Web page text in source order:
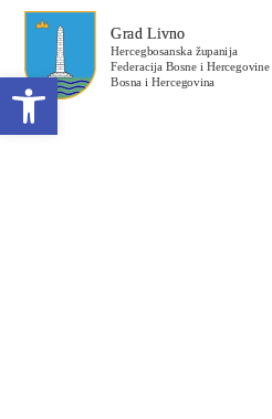
Open toolbar